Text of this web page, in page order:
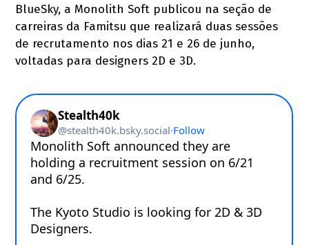
BlueSky, a Monolith Soft publicou na seção de
carreiras da Famitsu que realizará duas sessões
de recrutamento nos dias 21 e 26 de junho,
voltadas para designers 2D e 3D.